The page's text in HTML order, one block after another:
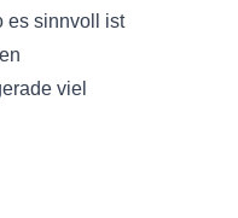
es sinnvoll ist
viel